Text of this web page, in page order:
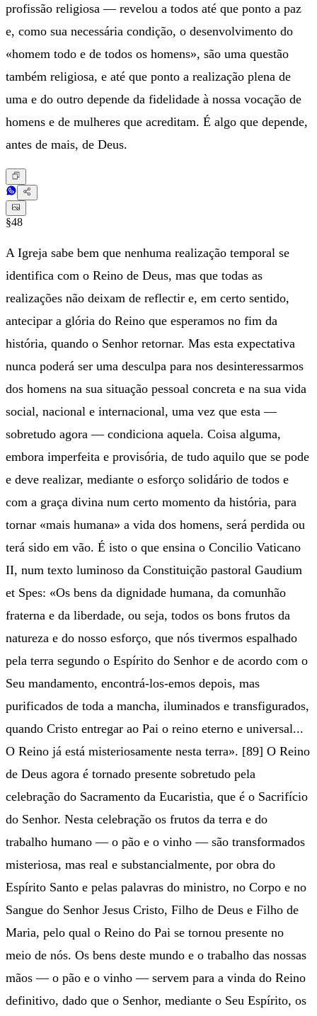
profissão religiosa — revelou a todos até que ponto a paz
e, como sua necessária condição, o desenvolvimento do
«homem todo e de todos os homens», são uma questão
também religiosa, e até que ponto a realização plena de
uma e do outro depende da fidelidade à nossa vocação de
homens e de mulheres que acreditam. É algo que depende,
antes de mais, de Deus.
§48
A Igreja sabe bem que nenhuma realização temporal se
identifica com o Reino de Deus, mas que todas as
realizações não deixam de reflectir e, em certo sentido,
antecipar a glória do Reino que esperamos no fim da
história, quando o Senhor retornar. Mas esta expectativa
nunca poderá ser uma desculpa para nos desinteressarmos
dos homens na sua situação pessoal concreta e na sua vida
social, nacional e internacional, uma vez que esta —
sobretudo agora — condiciona aquela. Coisa alguma,
embora imperfeita e provisória, de tudo aquilo que se pode
e deve realizar, mediante o esforço solidário de todos e
com a graça divina num certo momento da história, para
tornar «mais humana» a vida dos homens, será perdida ou
terá sido em vão. É isto o que ensina o Concilio Vaticano
II, num texto luminoso da Constituição pastoral Gaudium
et Spes: «Os bens da dignidade humana, da comunhão
fraterna e da liberdade, ou seja, todos os bons frutos da
natureza e do nosso esforço, que nós tivermos espalhado
pela terra segundo o Espírito do Senhor e de acordo com o
Seu mandamento, encontrá-los-emos depois, mas
purificados de toda a mancha, iluminados e transfigurados,
quando Cristo entregar ao Pai o reino eterno e universal...
O Reino já está misteriosamente nesta terra». [89] O Reino
de Deus agora é tornado presente sobretudo pela
celebração do Sacramento da Eucaristia, que é o Sacrifício
do Senhor. Nesta celebração os frutos da terra e do
trabalho humano — o pão e o vinho — são transformados
misteriosa, mas real e substancialmente, por obra do
Espírito Santo e pelas palavras do ministro, no Corpo e no
Sangue do Senhor Jesus Cristo, Filho de Deus e Filho de
Maria, pelo qual o Reino do Pai se tornou presente no
meio de nós. Os bens deste mundo e o trabalho das nossas
mãos — o pão e o vinho — servem para a vinda do Reino
definitivo, dado que o Senhor, mediante o Seu Espírito, os